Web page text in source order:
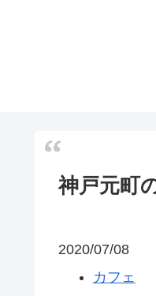
神戸元町
2020/07/08
カフェ